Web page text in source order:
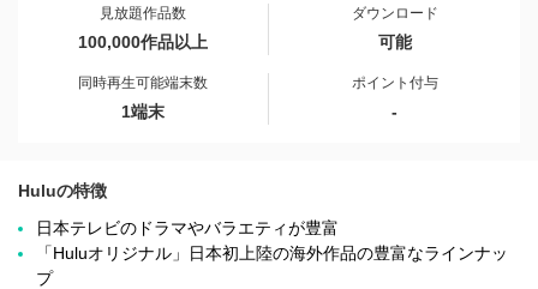
見放題作品数
100,000作品以上
ダウンロード
可能
同時再生可能端末数
1端末
ポイント付与
-
Huluの特徴
日本テレビのドラマやバラエティが豊富
「Huluオリジナル」日本初上陸の海外作品の豊富なラインナッ
プ